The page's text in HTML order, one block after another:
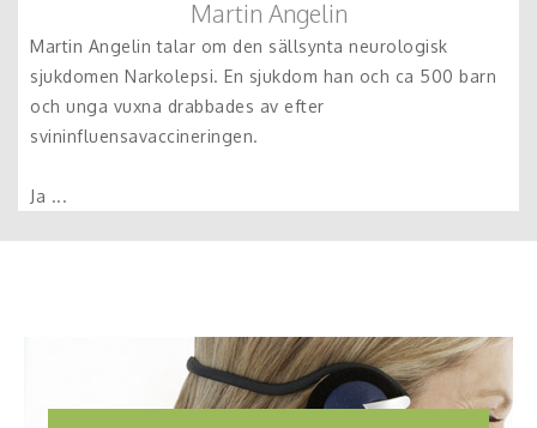
Martin Angelin
Martin Angelin talar om den sällsynta neurologisk
sjukdomen Narkolepsi. En sjukdom han och ca 500 barn
och unga vuxna drabbades av efter
svininfluensavaccineringen.
Ja ...